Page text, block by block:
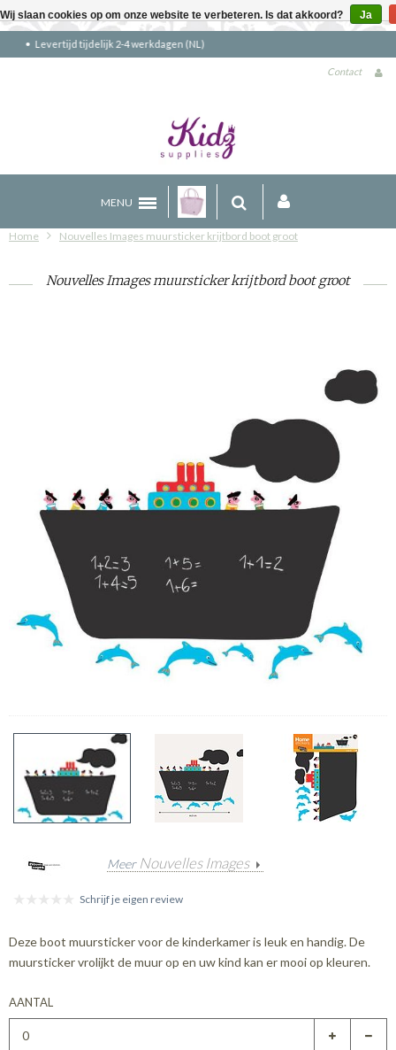
Gratis verzending boven €90 (NL)
Contact
MENU
Home Nouvelles Images muursticker krijtbord boot groot
Nouvelles Images muursticker krijtbord boot groot
Meer Nouvelles Images
Schrijf je eigen review
Deze boot muursticker voor de kinderkamer is leuk en handig. De
muursticker vrolijkt de muur op en uw kind kan er mooi op kleuren.
AANTAL
Wij slaan cookies op om onze website te verbeteren. Is dat akkoord? Ja